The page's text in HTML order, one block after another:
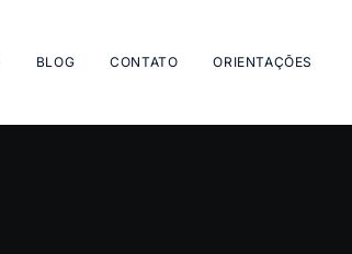
BLOG CONTATO ORIENTAÇÕES